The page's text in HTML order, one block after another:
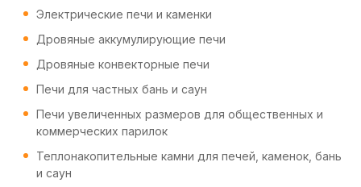
Электрические печи и каменки
Дровяные аккумулирующие печи
Дровяные конвекторные печи
Печи для частных бань и саун
Печи увеличенных размеров для общественных и
коммерческих парилок
Теплонакопительные камни для печей, каменок, бань
и саун